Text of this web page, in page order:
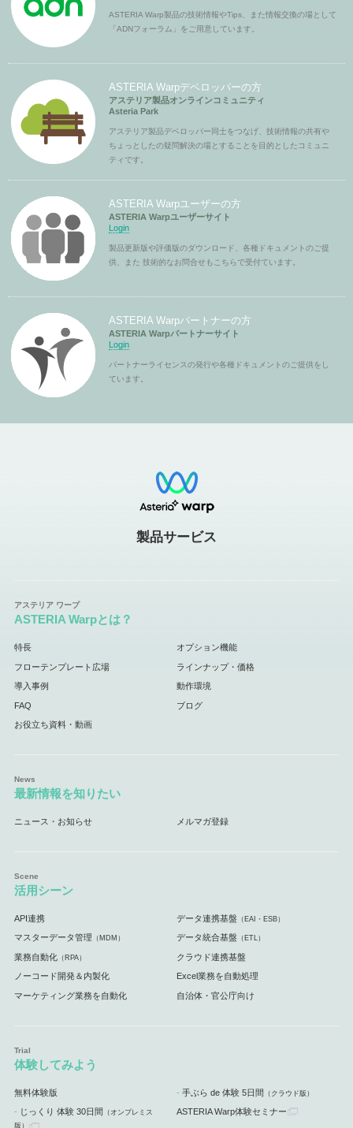
ASTERIA Warp製品の技術情報やTips、また情報交換の場として
「ADNフォーラム」をご用意しています。
ASTERIA Warpデベロッパーの方
アステリア製品オンラインコミュニティ
Asteria Park
アステリア製品デベロッパー同士をつなげ、技術情報の共有や
ちょっとしたの疑問解決の場とすることを目的としたコミュニ
ティです。
ASTERIA Warpユーザーの方
ASTERIA Warpユーザーサイト
Login
製品更新版や評価版のダウンロード、各種ドキュメントのご提
供、また 技術的なお問合せもこちらで受付ています。
ASTERIA Warpパートナーの方
ASTERIA Warpパートナーサイト
Login
パートナーライセンスの発行や各種ドキュメントのご提供をし
ています。
製品サービス
ASTERIA Warpとは？
特長 オプション機能
フローテンプレート広場 ラインナップ・価格
導入事例 動作環境
FAQ ブログ
お役立ち資料・動画
最新情報を知りたい
ニュース・お知らせ メルマガ登録
活用シーン
API連携 データ連携基盤 （EAI・ESB）
マスターデータ管理 （MDM） データ統合基盤 （ETL）
業務自動化（RPA） クラウド連携基盤
ノーコード開発＆内製化 Excel業務を自動処理
マーケティング業務を自動化 自治体・官公庁向け
体験してみよう
無料体験版 手ぶら de 体験 5日間 （クラウド版）
じっくり 体験 30日間 （オンプレミス ASTERIA Warp体験セミナー